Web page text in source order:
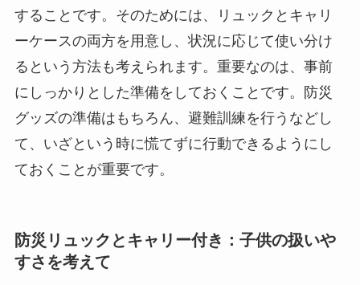
することです。そのためには、リュックとキャリ
ーケースの両方を用意し、状況に応じて使い分け
るという方法も考えられます。重要なのは、事前
にしっかりとした準備をしておくことです。防災
グッズの準備はもちろん、避難訓練を行うなどし
て、いざという時に慌てずに行動できるようにし
ておくことが重要です。
防災リュックとキャリー付き：子供の扱いや
すさを考えて